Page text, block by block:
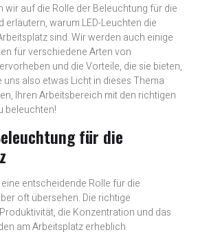
wir auf die Rolle der Beleuchtung für die
erläutern, warum LED-Leuchten die
sind. Wir werden auch einige
für verschiedene Arten von
und die Vorteile, die sie bieten,
uns also etwas Licht in dieses Thema
Ihren Arbeitsbereich mit den richtigen
beleuchten!
für die
entscheidende Rolle für die
oft übersehen. Die richtige
die Konzentration und das
am Arbeitsplatz erheblich